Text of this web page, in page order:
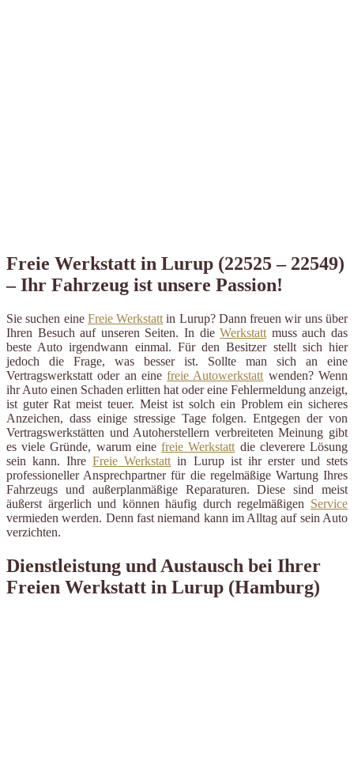
Freie Werkstatt in Lurup (22525 – 22549)
– Ihr Fahrzeug ist unsere Passion!
Sie suchen eine Freie Werkstatt in Lurup? Dann freuen wir uns über
Ihren Besuch auf unseren Seiten. In dieWerkstatt muss auch das
beste Auto irgendwann einmal. Für den Besitzer stellt sich hier
jedoch die Frage, was besser ist. Sollte man sich an eine
Vertragswerkstatt oder an einefreie Autowerkstatt wenden? Wenn
ihr Auto einen Schaden erlitten hat oder eine Fehlermeldung anzeigt,
ist guter Rat meist teuer. Meist ist solch ein Problem ein sicheres
Anzeichen, dass einige stressige Tage folgen. Entgegen der von
Vertragswerkstätten und Autoherstellern verbreiteten Meinung gibt
es viele Gründe, warum einefreie Werkstatt die cleverere Lösung
sein kann. IhreFreie Werkstatt in Lurup ist ihr erster und stets
professioneller Ansprechpartner für die regelmäßige Wartung Ihres
Fahrzeugs und außerplanmäßige Reparaturen. Diese sind meist
äußerst ärgerlich und können häufig durch regelmäßigen Service
vermieden werden. Denn fast niemand kann im Alltag auf sein Auto
verzichten.
Dienstleistung und Austausch bei Ihrer
Freien Werkstatt in Lurup (Hamburg)